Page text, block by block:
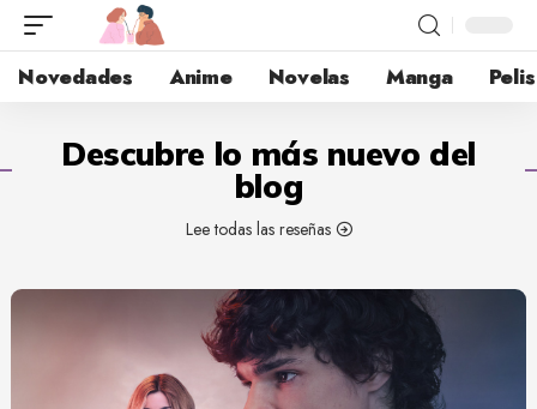
Novedades Anime Novelas Manga Pelis
Descubre lo más nuevo del
blog
Lee todas las reseñas